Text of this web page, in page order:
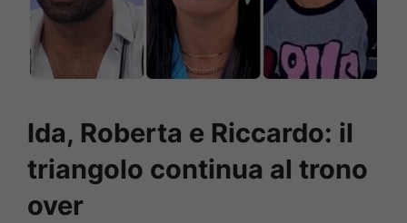
Ida, Roberta e Riccardo: il
triangolo continua al trono
over